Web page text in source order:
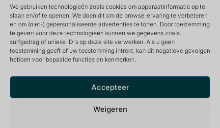
We gebruiken technologieën zoals cookies om apparaatinformatie op te
slaan en/of te openen. We doen dit om de browse-ervaring te verbeteren
en om (niet-) gepersonaliseerde advertenties te tonen. Door toestemming
te geven voor deze technologieën kunnen we gegevens zoals
surfgedrag of unieke ID's op deze site verwerken. Als u geen
toestemming geeft of uw toestemming intrekt, kan dit negatieve gevolgen
hebben voor bepaalde functies en kenmerken.
Accepteer
Weigeren
inspirerende omgeving biedt voor een optimaal leven.